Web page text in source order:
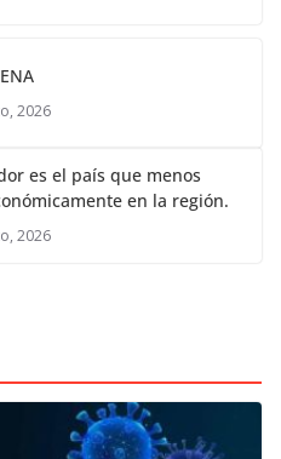
2026
es el país que menos
en la región.
2026